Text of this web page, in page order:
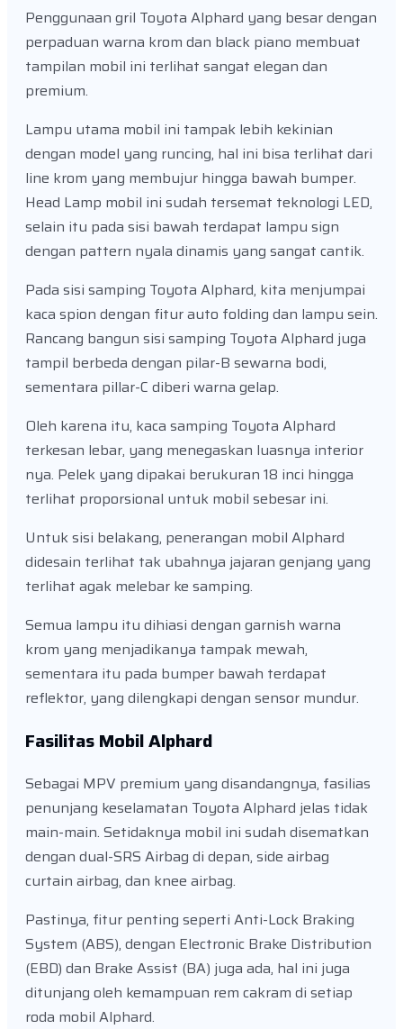
Penggunaan gril Toyota Alphard yang besar dengan
perpaduan warna krom dan black piano membuat
tampilan mobil ini terlihat sangat elegan dan
premium.
Lampu utama mobil ini tampak lebih kekinian
dengan model yang runcing, hal ini bisa terlihat dari
line krom yang membujur hingga bawah bumper.
Head Lamp mobil ini sudah tersemat teknologi LED,
selain itu pada sisi bawah terdapat lampu sign
dengan pattern nyala dinamis yang sangat cantik.
Pada sisi samping Toyota Alphard, kita menjumpai
kaca spion dengan fitur auto folding dan lampu sein.
Rancang bangun sisi samping Toyota Alphard juga
tampil berbeda dengan pilar-B sewarna bodi,
sementara pillar-C diberi warna gelap.
Oleh karena itu, kaca samping Toyota Alphard
terkesan lebar, yang menegaskan luasnya interior
nya. Pelek yang dipakai berukuran 18 inci hingga
terlihat proporsional untuk mobil sebesar ini.
Untuk sisi belakang, penerangan mobil Alphard
didesain terlihat tak ubahnya jajaran genjang yang
terlihat agak melebar ke samping.
Semua lampu itu dihiasi dengan garnish warna
krom yang menjadikanya tampak mewah,
sementara itu pada bumper bawah terdapat
reflektor, yang dilengkapi dengan sensor mundur.
Fasilitas Mobil Alphard
Sebagai MPV premium yang disandangnya, fasilias
penunjang keselamatan Toyota Alphard jelas tidak
main-main. Setidaknya mobil ini sudah disematkan
dengan dual-SRS Airbag di depan, side airbag
curtain airbag, dan knee airbag.
Pastinya, fitur penting seperti Anti-Lock Braking
System (ABS), dengan Electronic Brake Distribution
(EBD) dan Brake Assist (BA) juga ada, hal ini juga
ditunjang oleh kemampuan rem cakram di setiap
roda mobil Alphard.